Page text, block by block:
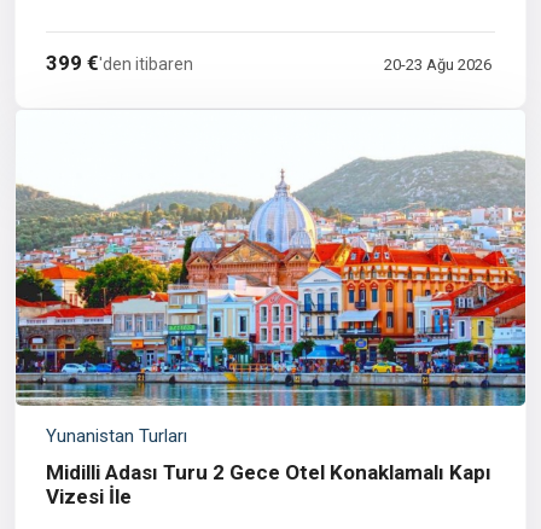
399 €'den itibaren 20-23 Ağu 2026
Yunanistan Turları
Midilli Adası Turu 2 Gece Otel Konaklamalı Kapı
Vizesi İle